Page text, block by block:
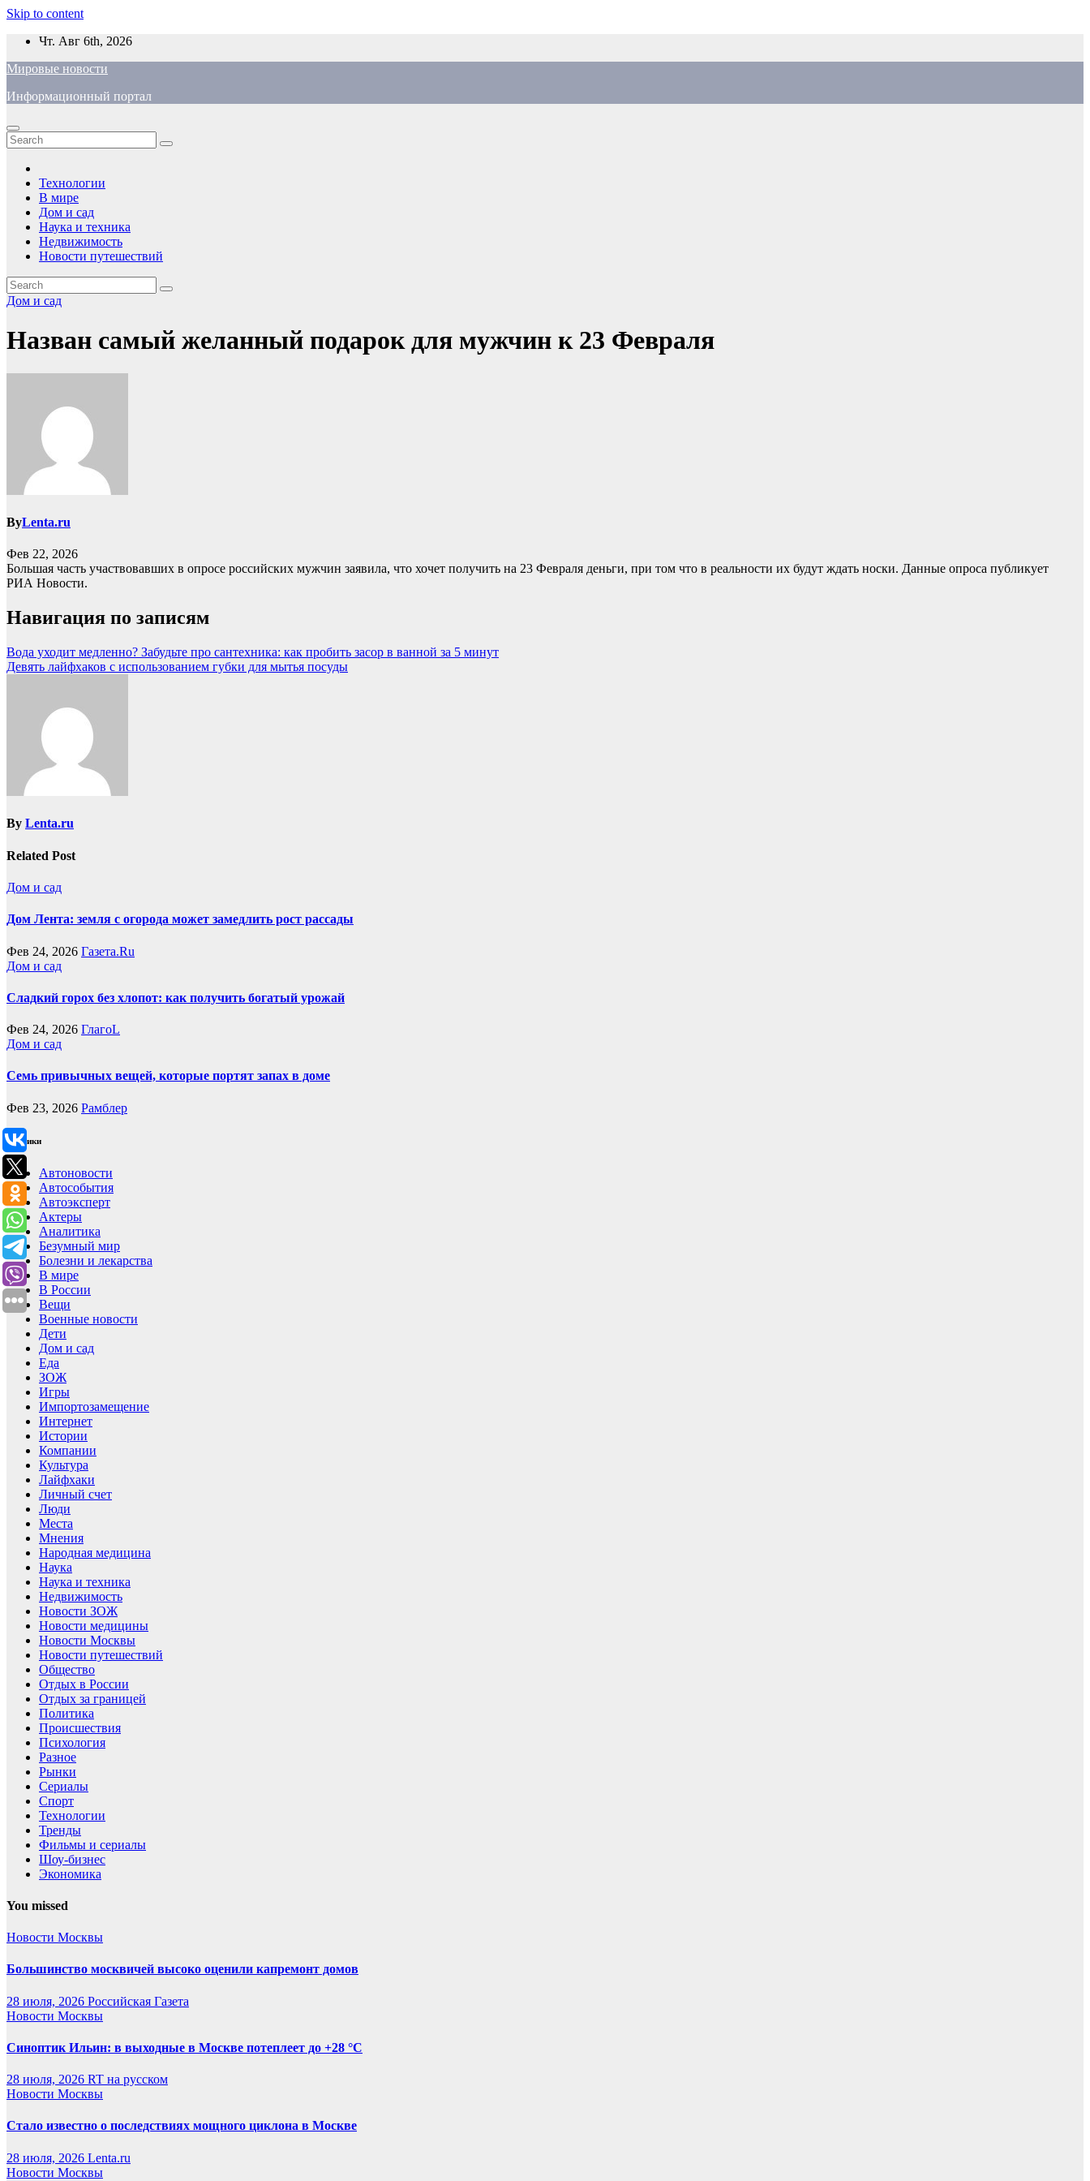
Skip to content
Чт. Авг 6th, 2026
Мировые новости
Информационный портал
Технологии
В мире
Дом и сад
Наука и техника
Недвижимость
Новости путешествий
Дом и сад
Назван самый желанный подарок для мужчин к 23 Февраля
ByLenta.ru
Фев 22, 2026
Большая часть участвовавших в опросе российских мужчин заявила, что хочет получить на 23 Февраля деньги, при том что в реальности их будут ждать носки. Данные опроса публикует
РИА Новости.
Навигация по записям
Вода уходит медленно? Забудьте про сантехника: как пробить засор в ванной за 5 минут
Девять лайфхаков с использованием губки для мытья посуды
By Lenta.ru
Related Post
Дом и сад
Дом Лента: земля с огорода может замедлить рост рассады
Фев 24, 2026 Газета.Ru
Дом и сад
Сладкий горох без хлопот: как получить богатый урожай
Фев 24, 2026 ГлагоL
Дом и сад
Семь привычных вещей, которые портят запах в доме
Фев 23, 2026 Рамблер
Рубрики
Автоновости
Автособытия
Автоэксперт
Актеры
Аналитика
Безумный мир
Болезни и лекарства
В мире
В России
Вещи
Военные новости
Дети
Дом и сад
Еда
ЗОЖ
Игры
Импортозамещение
Интернет
Истории
Компании
Культура
Лайфхаки
Личный счет
Люди
Места
Мнения
Народная медицина
Наука
Наука и техника
Недвижимость
Новости ЗОЖ
Новости медицины
Новости Москвы
Новости путешествий
Общество
Отдых в России
Отдых за границей
Политика
Происшествия
Психология
Разное
Рынки
Сериалы
Спорт
Технологии
Тренды
Фильмы и сериалы
Шоу-бизнес
Экономика
You missed
Новости Москвы
Большинство москвичей высоко оценили капремонт домов
28 июля, 2026 Российская Газета
Новости Москвы
Синоптик Ильин: в выходные в Москве потеплеет до +28 °C
28 июля, 2026 RT на русском
Новости Москвы
Стало известно о последствиях мощного циклона в Москве
28 июля, 2026 Lenta.ru
Новости Москвы